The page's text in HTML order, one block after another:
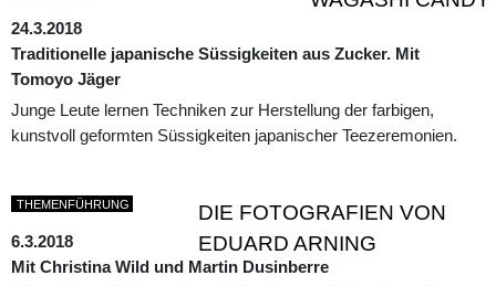
24.3.2018
Traditionelle japanische Süssigkeiten aus Zucker. Mit
Tomoyo Jäger
Junge Leute lernen Techniken zur Herstellung der farbigen,
kunstvoll geformten Süssigkeiten japanischer Teezeremonien.
DIE FOTOGRAFIEN VON
EDUARD ARNING
THEMENFÜHRUNG
6.3.2018
Mit Christina Wild und Martin Dusinberre